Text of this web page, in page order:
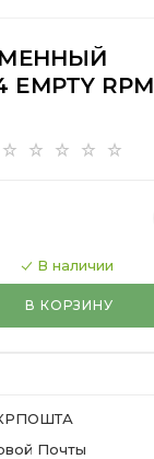
EMPTY RPM
В наличии
В КОРЗИНУ
Почты